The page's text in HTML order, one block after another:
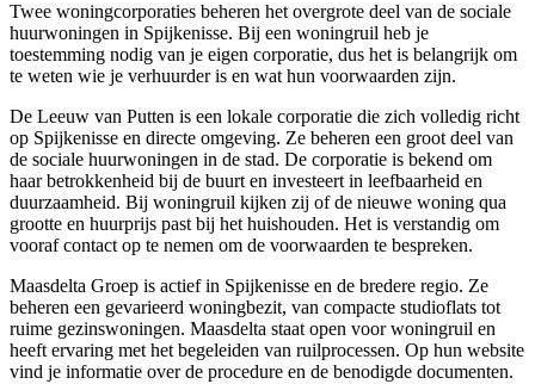
Twee woningcorporaties beheren het overgrote deel van de sociale
huurwoningen in Spijkenisse. Bij een woningruil heb je
toestemming nodig van je eigen corporatie, dus het is belangrijk om
te weten wie je verhuurder is en wat hun voorwaarden zijn.
De Leeuw van Putten is een lokale corporatie die zich volledig richt
op Spijkenisse en directe omgeving. Ze beheren een groot deel van
de sociale huurwoningen in de stad. De corporatie is bekend om
haar betrokkenheid bij de buurt en investeert in leefbaarheid en
duurzaamheid. Bij woningruil kijken zij of de nieuwe woning qua
grootte en huurprijs past bij het huishouden. Het is verstandig om
vooraf contact op te nemen om de voorwaarden te bespreken.
Maasdelta Groep is actief in Spijkenisse en de bredere regio. Ze
beheren een gevarieerd woningbezit, van compacte studioflats tot
ruime gezinswoningen. Maasdelta staat open voor woningruil en
heeft ervaring met het begeleiden van ruilprocessen. Op hun website
vind je informatie over de procedure en de benodigde documenten.